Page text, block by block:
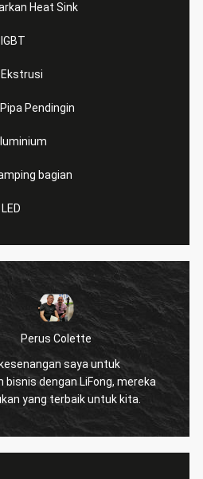
Heat Sink
Pendingin
bagian
Perus Colette
saya untuk
bisnis dengan LiFong, mereka
yang terbaik untuk kita.